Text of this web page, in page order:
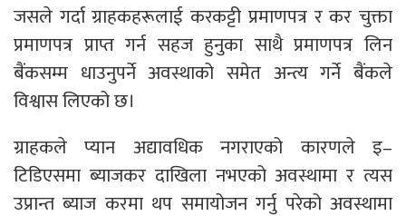
जसले गर्दा ग्राहकहरूलाई करकट्टी प्रमाणपत्र र कर चुक्ता
प्रमाणपत्र प्राप्त गर्न सहज हुनुका साथै प्रमाणपत्र लिन
बैंकसम्म धाउनुपर्ने अवस्थाको समेत अन्त्य गर्ने बैंकले
विश्वास लिएको छ।
ग्राहकले प्यान अद्यावधिक नगराएको कारणले इ–
टिडिएसमा ब्याजकर दाखिला नभएको अवस्थामा र त्यस
उप्रान्त ब्याज करमा थप समायोजन गर्नु परेको अवस्थामा